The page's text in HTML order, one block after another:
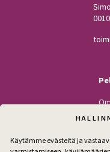
Käytämme evästeitä ja